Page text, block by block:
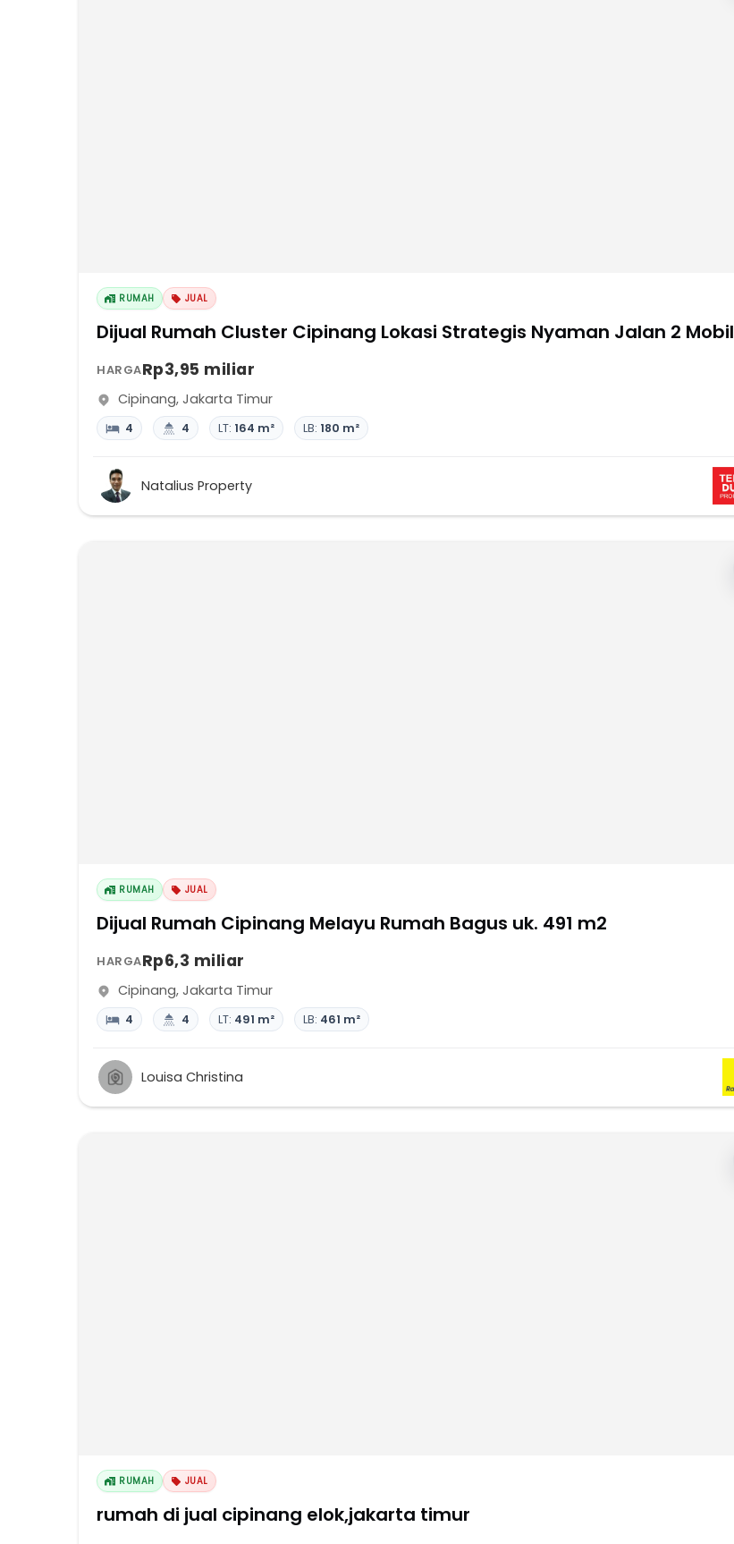
RUMAH JUAL
Dijual Rumah Cluster Cipinang Lokasi Strategis Nyaman Jalan 2 Mobil
HARGARp3,95 miliar
Cipinang, Jakarta Timur
4 4 LT: 164 m² LB: 180 m²
Natalius Property
RUMAH JUAL
Dijual Rumah Cipinang Melayu Rumah Bagus uk. 491 m2
HARGARp6,3 miliar
Cipinang, Jakarta Timur
4 4 LT: 491 m² LB: 461 m²
Louisa Christina
RUMAH JUAL
rumah di jual cipinang elok,jakarta timur